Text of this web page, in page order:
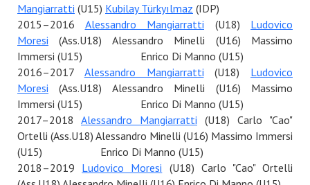
Mangiarratti (U15) Kubilay Türkyılmaz (IDP)
2015–2016 Alessandro Mangiarratti (U18) Ludovico
Moresi (Ass.U18) Alessandro Minelli (U16) Massimo
Immersi (U15) Enrico Di Manno (U15)
2016–2017 Alessandro Mangiarratti (U18) Ludovico
Moresi (Ass.U18) Alessandro Minelli (U16) Massimo
Immersi (U15) Enrico Di Manno (U15)
2017–2018 Alessandro Mangiarratti (U18) Carlo "Cao"
Ortelli (Ass.U18) Alessandro Minelli (U16) Massimo Immersi
(U15) Enrico Di Manno (U15)
2018–2019 Ludovico Moresi (U18) Carlo "Cao" Ortelli